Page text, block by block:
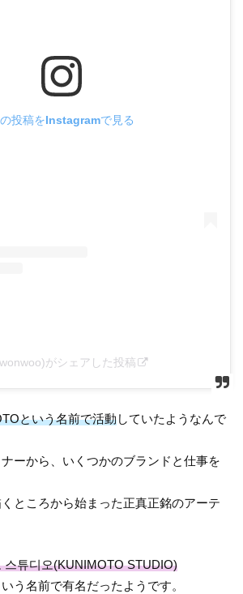
投稿をInstagramで見る
がシェアした投稿
という名前で活動していたようなんで
ーから、いくつかのブランドと仕事を
ところから始まった正真正銘のアーテ
스튜디오(KUNIMOTO STUDIO)
う名前で有名だったようです。